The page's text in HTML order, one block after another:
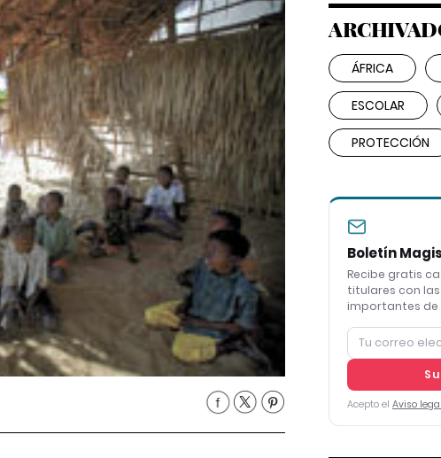
ÁFRICA
ESCOLAR
PROTECCIÓN
Boletín
Recibe gratis
titulares con
importantes de
Acepto el Aviso legal